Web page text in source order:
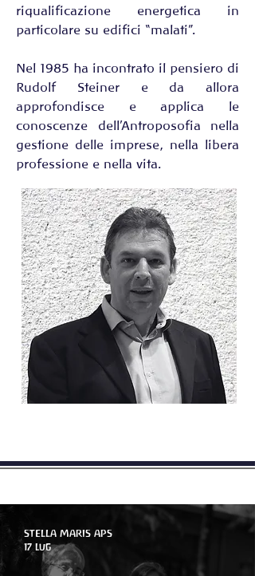
riqualificazione energetica in
particolare su edifici “malati”.
Nel 1985 ha incontrato il pensiero di
Rudolf Steiner e da allora
approfondisce e applica le
conoscenze dell’Antroposofia nella
gestione delle imprese, nella libera
professione e nella vita.
STELLA MARIS APS
17 lug